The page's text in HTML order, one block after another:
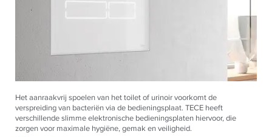
Het aanraakvrij spoelen van het toilet of urinoir voorkomt de
verspreiding van bacteriën via de bedieningsplaat. TECE heeft
verschillende slimme elektronische bedieningsplaten hiervoor, die
zorgen voor maximale hygiëne, gemak en veiligheid.